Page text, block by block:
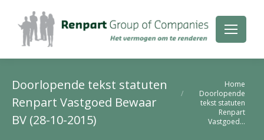
Doorlopende tekst statuten
Renpart Vastgoed Bewaar
BV (28-10-2015)
Home
Doorlopende
tekst statuten
Renpart
Vastgoed…